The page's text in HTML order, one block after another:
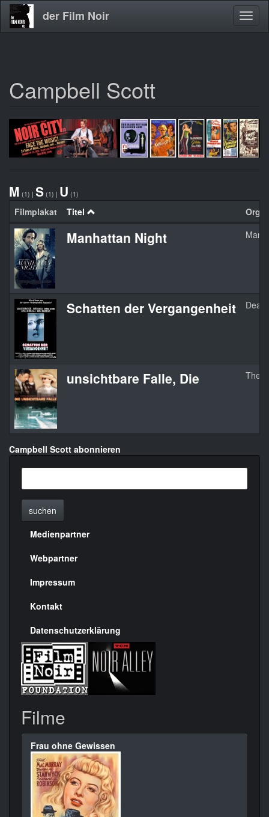
Direkt
zum
der Film Noir
Campbell Scott
M (1) | S (1) | U (1)
Filmplakat Titel
Manhattan Night
Schatten der Vergangenheit Dead
unsichtbare Falle, Die The
Campbell Scott abonnieren
suchen
Menülinks
rechte
Seite
Medienpartner
Webpartner
Impressum
Kontakt
Datenschutzerklärung
Filme
Frau ohne Gewissen